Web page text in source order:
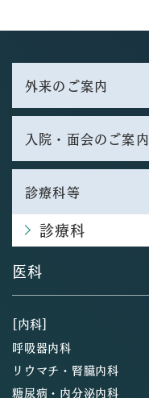
外来のご案内
入院・面会のご案内
診療科等
診療科
医科
[内科]
呼吸器内科
リウマチ・腎臓内科
糖尿病・内分泌内科